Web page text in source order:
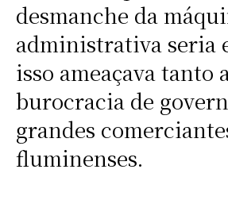
desmanche da
administrativa seria
isso ameaçava tanto
burocracia de
grandes
fluminenses.